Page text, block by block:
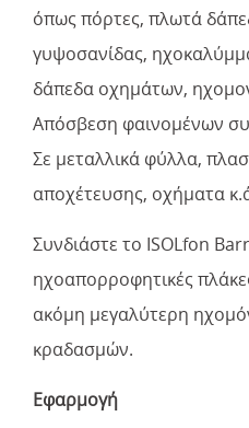
όπως πόρτες, πλωτά
γυψοσανίδας,
δάπεδα οχημάτων,
Απόσβεση φαινομένων
Σε μεταλλικά φύλλα,
αποχέτευσης, οχήματα
Συνδιάστε το ISOLfon
ηχοαπορροφητικές
ακόμη μεγαλύτερη
κραδασμών.
Εφαρμογή